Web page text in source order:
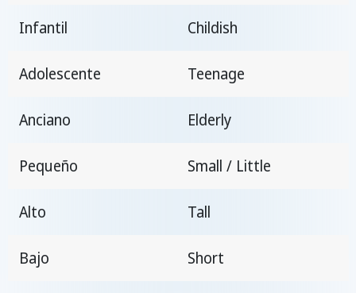
Infantil Childish
Adolescente Teenage
Anciano Elderly
Pequeño Small / Little
Alto Tall
Bajo Short